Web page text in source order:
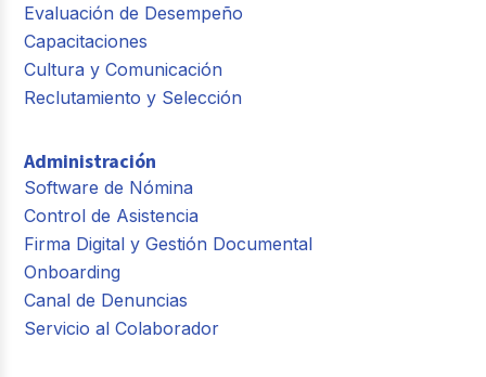
Evaluación de Desempeño
Capacitaciones
Cultura y Comunicación
Reclutamiento y Selección
Administración
Software de Nómina
Control de Asistencia
Firma Digital y Gestión Documental
Onboarding
Canal de Denuncias
Servicio al Colaborador